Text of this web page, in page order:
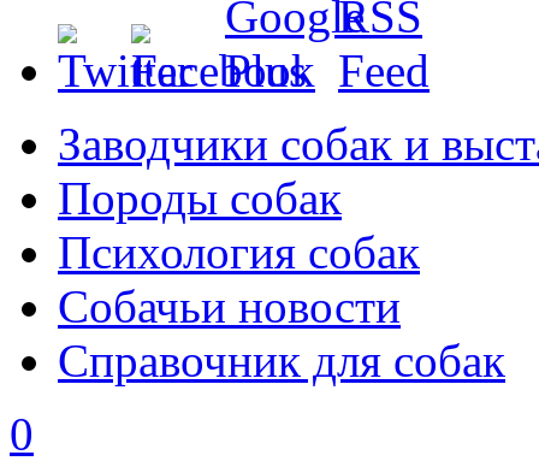
Заводчики собак и
Породы собак
Психология собак
Собачьи новости
Справочник для собак
0